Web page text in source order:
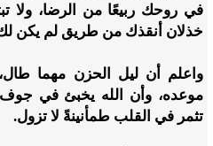
في روحك ربيعًا من الرضا، ولا
خذلان أنقذك من طريق لم يكن
واعلم أن ليل الحزن مهما
موعده، وأن الله يخبئ في جوف
تثمر في القلب طمأنينةً لا تزول.